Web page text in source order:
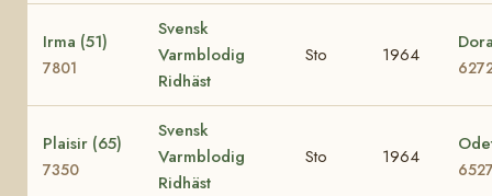
Irma (51)
7801
Svensk
Varmblodig
Ridhäst
Sto 1964
Plaisir (65)
7350
Svensk
Varmblodig
Ridhäst
Sto 1964